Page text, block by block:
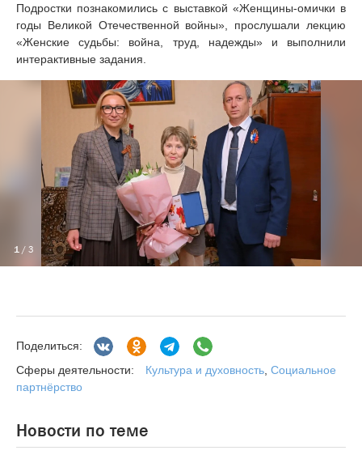
Подростки познакомились с выставкой «Женщины-омички в
годы Великой Отечественной войны», прослушали лекцию
«Женские судьбы: война, труд, надежды» и выполнили
интерактивные задания.
1 / 3
Поделиться:
Сферы деятельности:
Культура и духовность Социальное
партнёрство
Новости по теме